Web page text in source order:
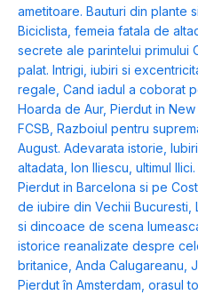
ametitoare. Bauturi din plante
Biciclista, femeia fatala de
secrete ale parintelui primului
palat. Intrigi, iubiri si
regale Cand iadul a coborat
Hoarda de Aur, Pierdut in New
FCSB Razboiul pentru
August. Adevarata istorie
altadata Ion Iliescu, ultimul
Pierdut in Barcelona si pe
de iubire din Vechii Bucuresti
si dincoace de scena
istorice reanalizate despre
britanice Anda Calugareanu
Pierdut în Amsterdam, orasul